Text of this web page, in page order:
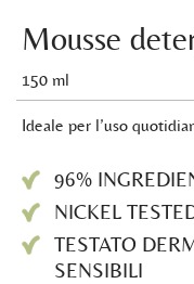
Mousse
150 ml
Ideale per l’uso
96%
NICKEL
TESTATO
SENSIBILI